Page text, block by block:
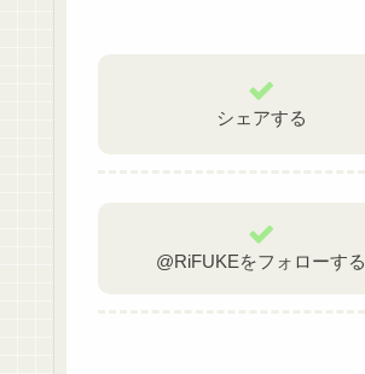
シェアする
@RiFUKEをフォローする